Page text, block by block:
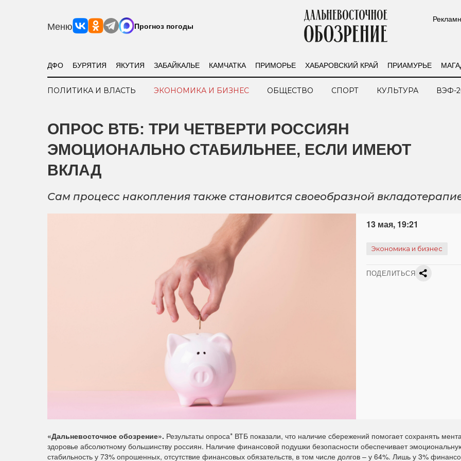
Меню Прогноз погоды
ДФО БУРЯТИЯ ЯКУТИЯ ЗАБАЙКАЛЬЕ КАМЧАТКА ПРИМОРЬЕ ХАБАРОВСКИЙ КРАЙ ПРИАМУРЬЕ
ПОЛИТИКА И ВЛАСТЬ ЭКОНОМИКА И БИЗНЕС ОБЩЕСТВО СПОРТ КУЛЬТУРА ВЭФ-
ОПРОС ВТБ: ТРИ ЧЕТВЕРТИ РОССИЯН
ЭМОЦИОНАЛЬНО СТАБИЛЬНЕЕ, ЕСЛИ ИМЕЮТ
ВКЛАД
Сам процесс накопления также становится своеобразной
13 мая, 19:21
Экономика и бизнес
ПОДЕЛИТЬСЯ
«Дальневосточное обозрение». Результаты опроса* ВТБ показали, что наличие сбережений помогает сохранять
здоровье абсолютному большинству россиян. Наличие финансовой подушки безопасности обеспечивает
стабильность у 73% опрошенных, отсутствие финансовых обязательств, в том числе долгов – у 64%. Лишь у 3%